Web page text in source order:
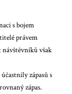
s bojem
právem
návštěvníků však
zápasů s
zápas.